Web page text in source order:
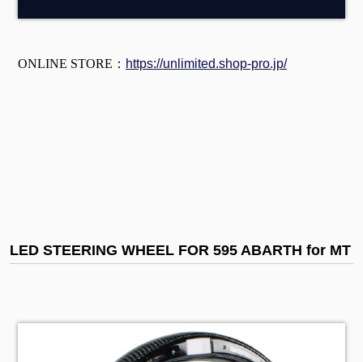
ONLINE STORE： https://unlimited.shop-pro.jp/
LED STEERING WHEEL FOR 595 ABARTH for MT